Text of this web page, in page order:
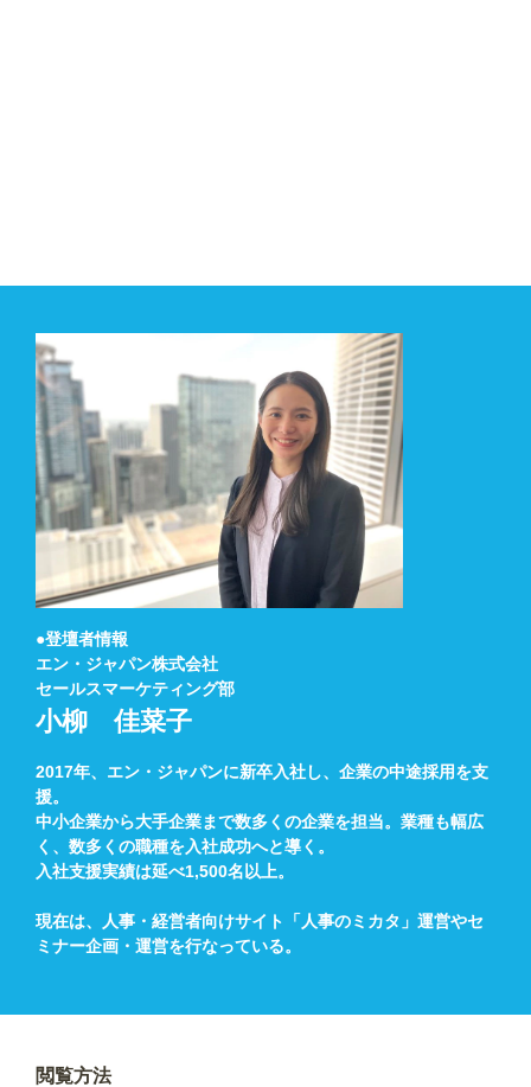
●登壇者情報
エン・ジャパン株式会社
セールスマーケティング部
小柳 佳菜子
2017年、エン・ジャパンに新卒入社し、企業の中途採用を支
援。
中小企業から大手企業まで数多くの企業を担当。業種も幅広
く、数多くの職種を入社成功へと導く。
入社支援実績は延べ1,500名以上。
現在は、人事・経営者向けサイト「人事のミカタ」運営やセ
ミナー企画・運営を行なっている。
閲覧方法